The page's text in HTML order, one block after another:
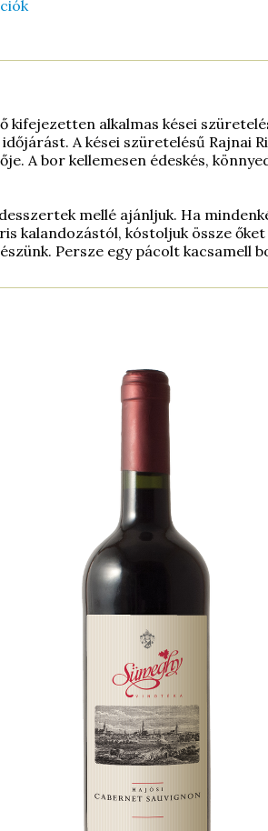
kifejezetten alkalmas kései
A kései szüretelésű Rajnai
A bor kellemesen édeskés,
mellé ajánljuk. Ha
kalandozástól, kóstoljuk össze
Persze egy pácolt kacsamell